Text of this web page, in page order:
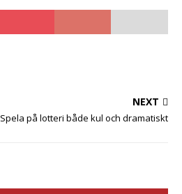
NEXT
Spela på lotteri både kul och dramatiskt